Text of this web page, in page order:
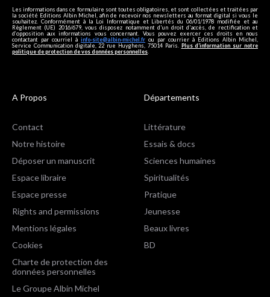
Les informations dans ce formulaire sont toutes obligatoires, et sont collectées et traitées par
la société Editions Albin Michel, afin de recevoir nos newsletters au format digital si vous le
souhaitez. Conformément à la Loi Informatique et Libertés du 06/01/1978 modifiée et au
Règlement (UE) 2016/679, vous disposez notamment d'un droit d'accès, de rectification et
d’opposition aux informations vous concernant. Vous pouvez exercer ces droits en nous
contactant par courriel à info-site@albin-michel.fr ou par courrier à Editions Albin Michel,
Service Communication digitale, 22 rue Huyghens, 75014 Paris. Plus d’information sur notre
politique de protection de vos données personnelles
A Propos
Contact
Notre histoire
Déposer un manuscrit
Espace libraire
Espace presse
Rights and permissions
Mentions légales
Cookies
Charte de protection des
données personnelles
Le Groupe Albin Michel
Départements
Littérature
Essais & docs
Sciences humaines
Spiritualités
Pratique
Jeunesse
Beaux livres
BD